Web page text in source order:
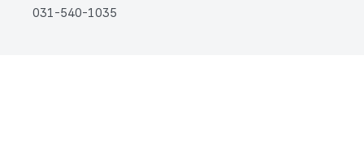
031-540-1035